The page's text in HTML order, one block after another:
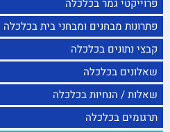
פרוייקטי גמר בכלכלה
פתרונות מבחנים ומבחני בית בכלכלה
קבצי נתונים בכלכלה
שאלונים בכלכלה
שאלות / הנחיות בכלכלה
תרגומים בכלכלה